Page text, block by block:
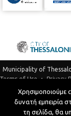
Municipality of
Terms of Use
Privacy
Telephone
Developed by
Χρησιμοποιούμε
δυνατή εμπειρία
τη σελίδα, θα